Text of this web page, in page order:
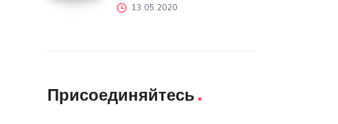
13.05.2020
Присоединяйтесь